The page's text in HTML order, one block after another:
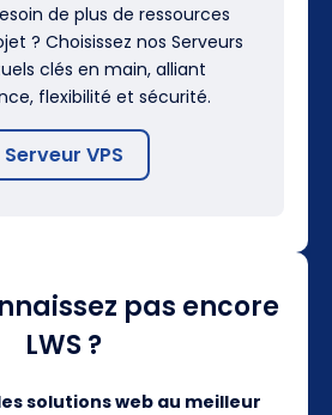
de plus de ressources
? Choisissez nos Serveurs
clés en main, alliant
flexibilité et sécurité.
Serveur VPS
pas encore
LWS ?
solutions web au meilleur